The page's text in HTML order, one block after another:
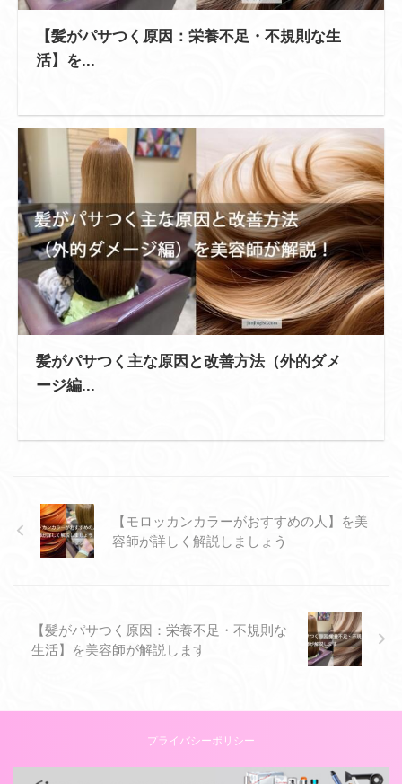
【髪がパサつく原因：栄養不足・不規則な生
活】を...
髪がパサつく主な原因と改善方法（外的ダメ
ージ編...
【モロッカンカラーがおすすめの人】を美
容師が詳しく解説しましょう
【髪がパサつく原因：栄養不足・不規則な
生活】を美容師が解説します
プライバシーポリシー